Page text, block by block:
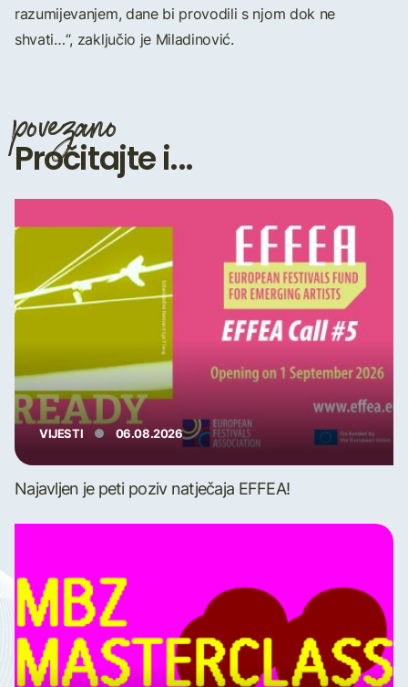
razumijevanjem, dane bi provodili s njom dok ne
shvati…“, zaključio je Miladinović.
povezano
Pročitajte i...
VIJESTI 06.08.2026
Najavljen je peti poziv natječaja EFFEA!